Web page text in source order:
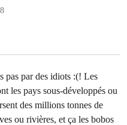
pas par des idiots :(! Les
les pays sous-développés ou
des millions tonnes de
ou rivières, et ça les bobos